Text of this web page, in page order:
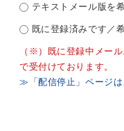
テキストメール版を
既に登録済みです／
（※）既に登録中メー
で受付けております。
≫「配信停止」ページは